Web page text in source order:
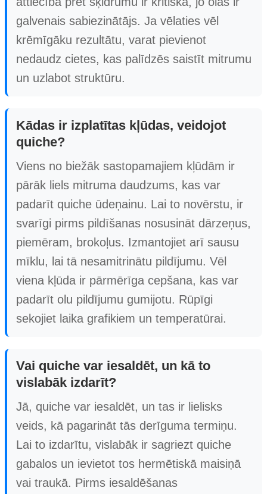
galvenais sabiezinātājs. Ja vēlaties vēl
krēmīgāku rezultātu, varat pievienot
nedaudz cietes, kas palīdzēs saistīt mitrumu
un uzlabot struktūru.
Kādas ir izplatītas kļūdas, veidojot
quiche?
Viens no biežāk sastopamajiem kļūdām ir
pārāk liels mitruma daudzums, kas var
padarīt quiche ūdeņainu. Lai to novērstu, ir
svarīgi pirms pildīšanas nosusināt dārzeņus,
piemēram, brokoļus. Izmantojiet arī sausu
mīklu, lai tā nesamitrinātu pildījumu. Vēl
viena kļūda ir pārmērīga cepšana, kas var
padarīt olu pildījumu gumijotu. Rūpīgi
sekojiet laika grafikiem un temperatūrai.
Vai quiche var iesaldēt, un kā to
vislabāk izdarīt?
Jā, quiche var iesaldēt, un tas ir lielisks
veids, kā pagarināt tās derīguma termiņu.
Lai to izdarītu, vislabāk ir sagriezt quiche
gabalos un ievietot tos hermētiskā maisiņā
vai traukā. Pirms iesaldēšanas